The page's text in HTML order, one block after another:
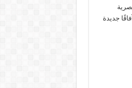
جديدة